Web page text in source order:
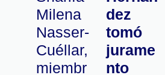
Milena
Nasser-
Cuéllar,
miembr
dez
tomó
jurame
nto